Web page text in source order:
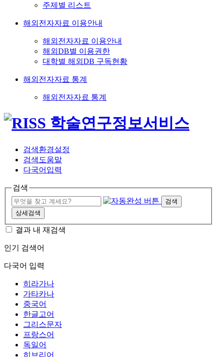
주제별 리스트
해외전자자료 이용안내
해외전자자료 이용안내
해외DB별 이용권한
대학별 해외DB 구독현황
해외전자자료 통계
해외전자자료 통계
검색환경설정
검색도움말
다국어입력
검색
검색
상세검색
결과 내 재검색
인기 검색어
다국어 입력
히라가나
가타카나
중국어
한글고어
그리스문자
프랑스어
독일어
히브리어